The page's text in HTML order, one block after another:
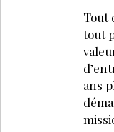
Tout
tout
ans